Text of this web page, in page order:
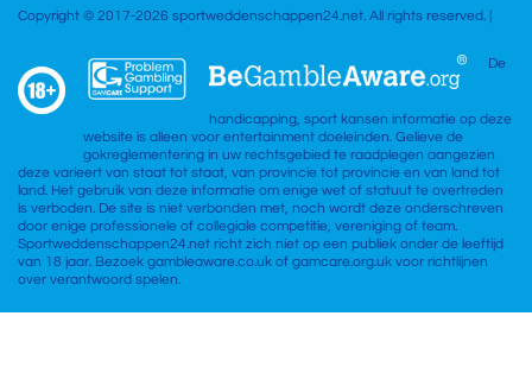
Copyright © 2017-2026 sportweddenschappen24.net. All rights reserved. |
De
handicapping, sport kansen informatie op deze
website is alleen voor entertainment doeleinden. Gelieve de
gokreglementering in uw rechtsgebied te raadplegen aangezien
deze varieert van staat tot staat, van provincie tot provincie en van land tot
land. Het gebruik van deze informatie om enige wet of statuut te overtreden
is verboden. De site is niet verbonden met, noch wordt deze onderschreven
door enige professionele of collegiale competitie, vereniging of team.
Sportweddenschappen24.net richt zich niet op een publiek onder de leeftijd
van 18 jaar. Bezoek gambleaware.co.uk of gamcare.org.uk voor richtlijnen
over verantwoord spelen.